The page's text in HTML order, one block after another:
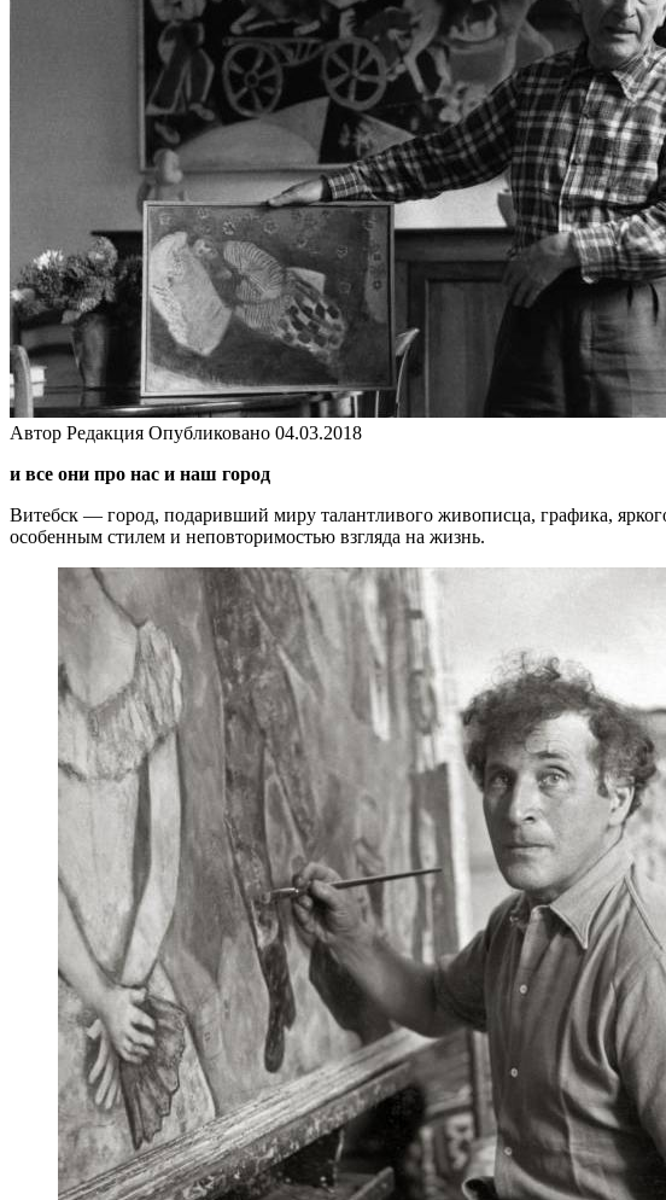
Автор Редакция Опубликовано 04.03.2018
и все они про нас и наш город
Витебск — город, подаривший миру талантливого живописца, графика,
особенным стилем и неповторимостью взгляда на жизнь.